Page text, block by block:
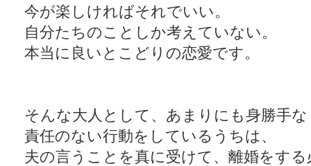
今が楽しければそれでいい。
自分たちのことしか考えていない。
本当に良いとこどりの恋愛です。
そんな大人として、あまりにも身勝手な
責任のない行動をしているうちは、
夫の言うことを真に受けて、離婚をする